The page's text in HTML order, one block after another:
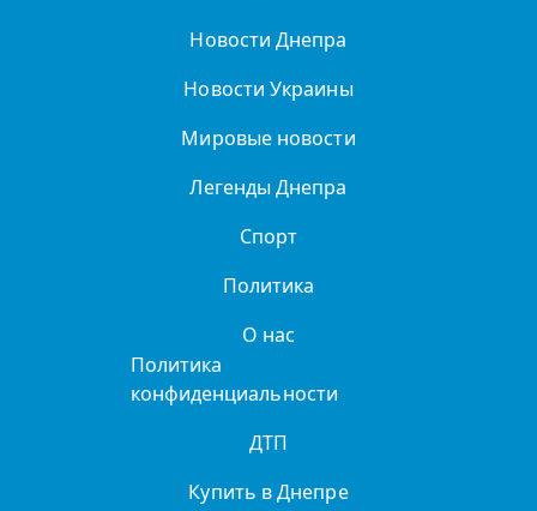
Новости Днепра
Новости Украины
Мировые новости
Легенды Днепра
Спорт
Политика
О нас
Политика
конфиденциальности
ДТП
Купить в Днепре